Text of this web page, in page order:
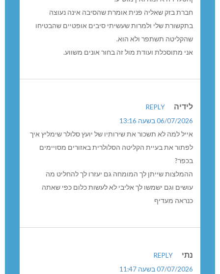
חברת בזק שאליה פנית אומרת שהסיבה אינה נעוצה
בתקשורת שלי ולמרות שעשיתי סיבים אופטיים שהבטיחו
שהקליטה תשתפר ולא הוא.
אני מתוסכלת ועודת מול זה בחור אונים משווע.
לידיה
REPLY
06/07/2026 בשעה 13:16
אייל למה לא תשכור את שירותיו של יועץ סלולר שימליץ איך
לפתור את בעיית הקליטה הסלולרית באזורים מסויימים
בכפר?
ההמלצות שייתן לך המומחה גם יעזרו לך להחליט מה
עושים וגם ישמשו לך אליבי לא לעשות כלום כפי שאתה
כנראה מעדיף
נתי
REPLY
07/07/2026 בשעה 11:47